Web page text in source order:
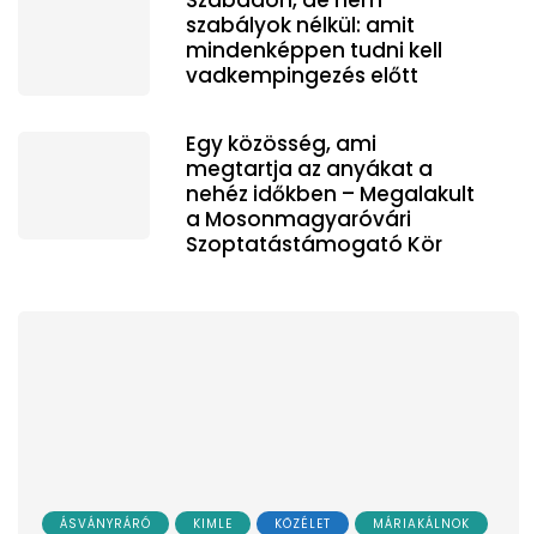
szabályok nélkül: amit
mindenképpen tudni kell
vadkempingezés előtt
Egy közösség, ami
megtartja az anyákat a
nehéz időkben – Megalakult
a Mosonmagyaróvári
Szoptatástámogató Kör
ÁSVÁNYRÁRÓ KIMLE KÖZÉLET
MÁRIAKÁLNOK